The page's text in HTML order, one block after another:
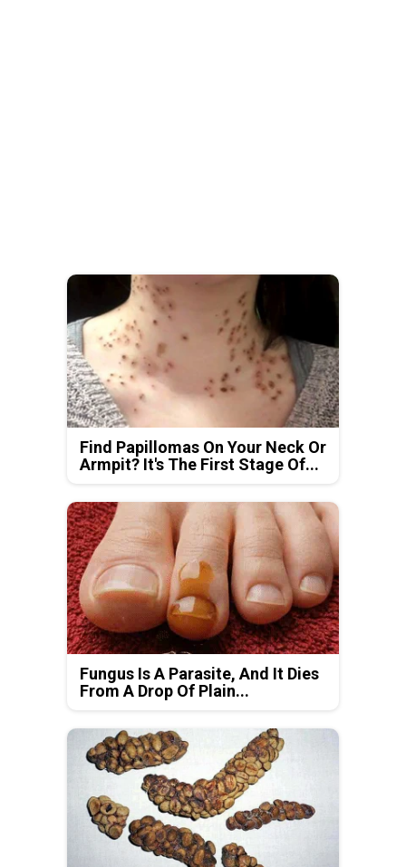
Find Papillomas On Your Neck Or
Armpit? It's The First Stage Of...
Fungus Is A Parasite, And It Dies
From A Drop Of Plain...